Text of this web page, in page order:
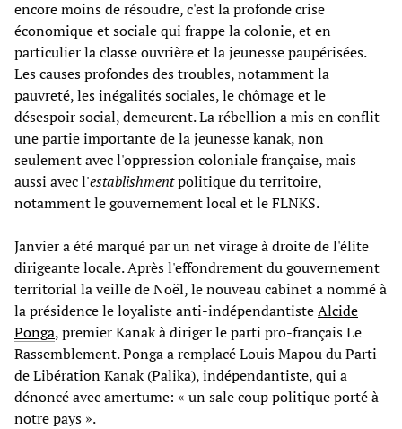
encore moins de résoudre, c'est la profonde crise
économique et sociale qui frappe la colonie, et en
particulier la classe ouvrière et la jeunesse paupérisées.
Les causes profondes des troubles, notamment la
pauvreté, les inégalités sociales, le chômage et le
désespoir social, demeurent. La rébellion a mis en conflit
une partie importante de la jeunesse kanak, non
seulement avec l'oppression coloniale française, mais
aussi avec l'establishmentpolitique du territoire,
notamment le gouvernement local et le FLNKS.
Janvier a été marqué par un net virage à droite de l'élite
dirigeante locale. Après l'effondrement du gouvernement
territorial la veille de Noël, le nouveau cabinet a nommé à
la présidence le loyaliste anti-indépendantisteAlcide
Ponga, premier Kanak à diriger le parti pro-français Le
Rassemblement. Ponga a remplacé Louis Mapou du Parti
de Libération Kanak (Palika), indépendantiste, qui a
dénoncé avec amertume: « un sale coup politique porté à
notre pays ».